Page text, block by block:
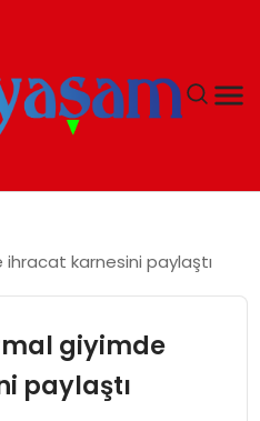
karnesini paylaştı
giyimde
paylaştı